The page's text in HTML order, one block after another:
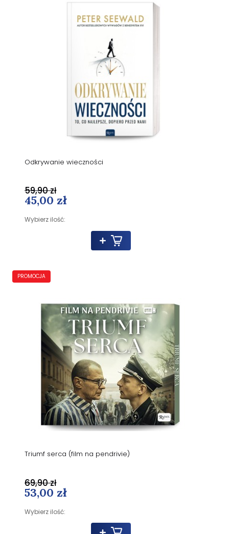
Odkrywanie wieczności
45,00 zł
Wybierz ilość:
59,90 zł
Triumf serca (film na pendrivie)
53,00 zł
Wybierz ilość:
69,90 zł
PROMOCJA